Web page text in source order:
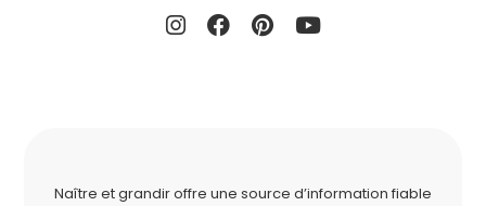
Naître et grandir offre une source d’information fiable